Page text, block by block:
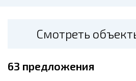
Смотреть
63 предложения